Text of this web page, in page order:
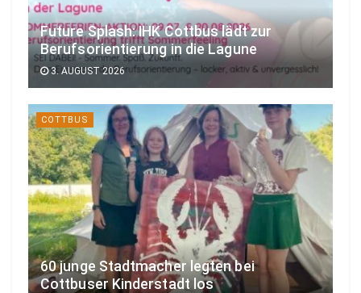
Future Splash: IHK Cottbus lädt zur
Berufsorientierung in die Lagune
3. AUGUST 2026
COTTBUS
60 junge Stadtmacher legten bei
Cottbuser Kinderstadt los